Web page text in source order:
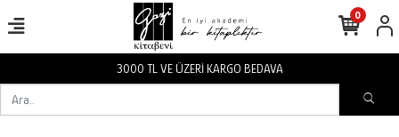
3000 TL VE ÜZERİ KARGO BEDAVA
0